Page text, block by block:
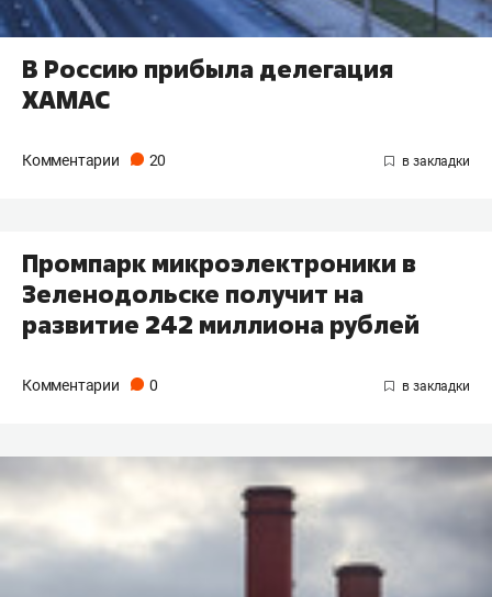
В Россию прибыла делегация
ХАМАС
Комментарии 20
Промпарк микроэлектроники в
Зеленодольске получит на
развитие 242 миллиона рублей
Комментарии 0